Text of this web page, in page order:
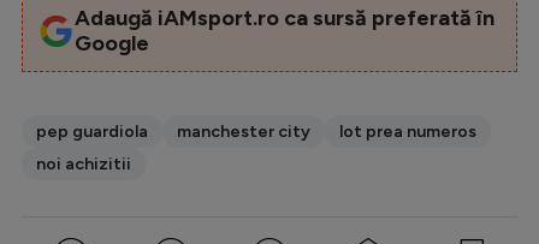
Adaugă iAMsport.ro ca sursă preferată în
Google
pep guardiola manchester city
lot prea numeros
noi achizitii